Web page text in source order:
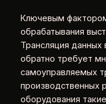
Ключевым
обрабатывания
Трансляция данных
обратно требует
самоуправляемых
производственных
оборудования